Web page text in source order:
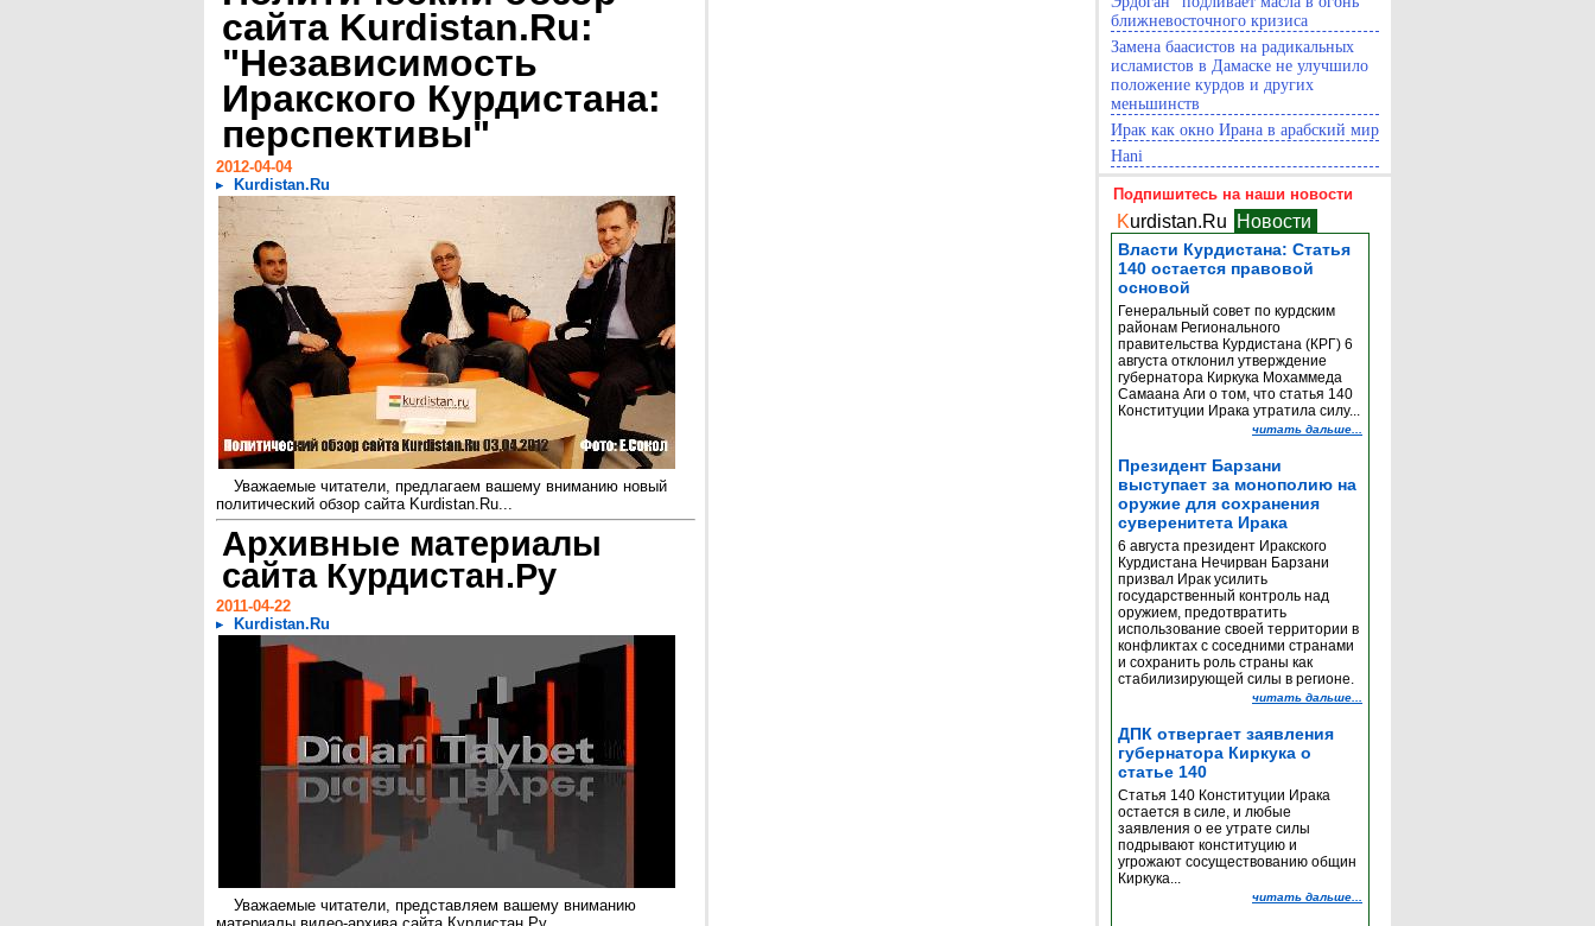
сайта Kurdistan.Ru:
"Независимость
Иракского Курдистана:
перспективы"
2012-04-04
Kurdistan.Ru
Уважаемые читатели, предлагаем вашему вниманию новый
политический обзор сайта Kurdistan.Ru...
Архивные материалы
сайта Курдистан.Ру
2011-04-22
Kurdistan.Ru
Уважаемые читатели, представляем вашему вниманию
ближневосточного кризиса
Замена баасистов на радикальных
исламистов в Дамаске не улучшило
положение курдов и других
меньшинств
Ирак как окно Ирана в арабский мир
Hani
Подпишитесь на наши новости
Kurdistan.Ru Новости
Власти Курдистана: Статья
140 остается правовой
основой
Генеральный совет по курдским
районам Регионального
правительства Курдистана (КРГ) 6
августа отклонил утверждение
губернатора Киркука Мохаммеда
Самаана Аги о том, что статья 140
Конституции Ирака утратила силу...
читать дальше...
Президент Барзани
выступает за монополию на
оружие для сохранения
суверенитета Ирака
6 августа президент Иракского
Курдистана Нечирван Барзани
призвал Ирак усилить
государственный контроль над
оружием, предотвратить
использование своей территории в
конфликтах с соседними странами
и сохранить роль страны как
стабилизирующей силы в регионе.
читать дальше...
ДПК отвергает заявления
губернатора Киркука о
статье 140
Статья 140 Конституции Ирака
остается в силе, и любые
заявления о ее утрате силы
подрывают конституцию и
угрожают сосуществованию общин
Киркука...
читать дальше...